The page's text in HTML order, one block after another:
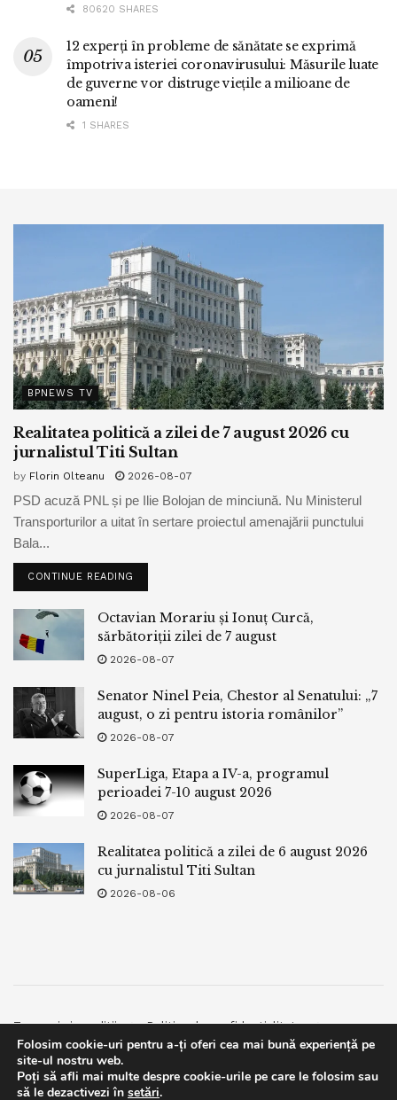
80620 SHARES
12 experți în probleme de sănătate se exprimă
împotriva isteriei coronavirusului: Măsurile luate
de guverne vor distruge viețile a milioane de
oameni!
1 SHARES
BPNEWS TV
Realitatea politică a zilei de 7 august 2026 cu
jurnalistul Titi Sultan
by Florin Olteanu 2026-08-07
PSD acuză PNL și pe Ilie Bolojan de minciună. Nu Ministerul
Transporturilor a uitat în sertare proiectul amenajării punctului
Bala...
CONTINUE READING
Octavian Morariu și Ionuț Curcă,
sărbătoriții zilei de 7 august
2026-08-07
Senator Ninel Peia, Chestor al Senatului: „7
august, o zi pentru istoria românilor”
2026-08-07
SuperLiga, Etapa a IV-a, programul
perioadei 7-10 august 2026
2026-08-07
Realitatea politică a zilei de 6 august 2026
cu jurnalistul Titi Sultan
2026-08-06
Termeni si conditii
Politica de confidentialitate
Facebook
Contact
© 2019bpnews- Business & Politics Newsbpnews.
Folosim cookie-uri pentru a-ți oferi cea mai bună experiență pe
site-ul nostru web.
Poți să afli mai multe despre cookie-urile pe care le folosim sau
să le dezactivezi în setări.
This website uses GDPR cookies. By continuing to use this